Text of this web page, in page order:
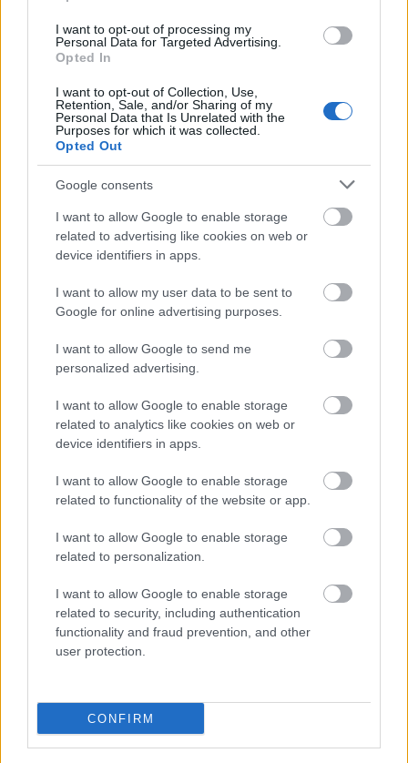
I want to opt-out of processing my
Personal Data for Targeted Advertising.
Opted In
I want to opt-out of Collection, Use,
Retention, Sale, and/or Sharing of my
Personal Data that Is Unrelated with the
Purposes for which it was collected.
Opted Out
Google consents
I want to allow Google to enable storage
related to advertising like cookies on web or
device identifiers in apps.
I want to allow my user data to be sent to
Google for online advertising purposes.
I want to allow Google to send me
personalized advertising.
I want to allow Google to enable storage
related to analytics like cookies on web or
device identifiers in apps.
I want to allow Google to enable storage
related to functionality of the website or app.
I want to allow Google to enable storage
related to personalization.
I want to allow Google to enable storage
related to security, including authentication
functionality and fraud prevention, and other
user protection.
CONFIRM
csomópont építése
Tizenegy meglévő csomópontot korszerűsít és négy új,
különszintű csomópontot hoz létre az MKIF az M1-es
Új gyalogosátkelők és jelzőlámpás
csomópont épül Angyalföldön
Másfélszeresére bővítik
Hódmezővásárhely jó hírű református
iskoláját
Látványos építési szakasz indult be a
Paks II.: Mit jelent az 5. blokk új
mérföldköve a felülvizsgálat
árnyékában?
HÍRLEVÉL
Feliratkozom a hírlevélre és elfogadom az
szabályzatot!